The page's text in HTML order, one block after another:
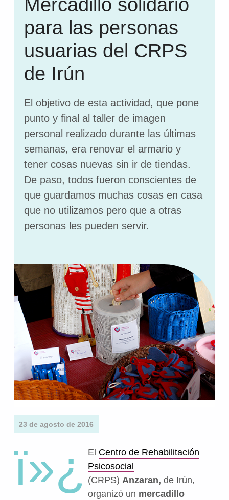
Mercadillo solidario
para las personas
usuarias del CRPS
de Irún
El objetivo de esta actividad, que pone
punto y final al taller de imagen
personal realizado durante las últimas
semanas, era renovar el armario y
tener cosas nuevas sin ir de tiendas.
De paso, todos fueron conscientes de
que guardamos muchas cosas en casa
que no utilizamos pero que a otras
personas les pueden servir.
23 de agosto de 2016
ï»¿ El Centro de Rehabilitación
Psicosocial
(CRPS) Anzaran, de Irún,
organizó un mercadillo